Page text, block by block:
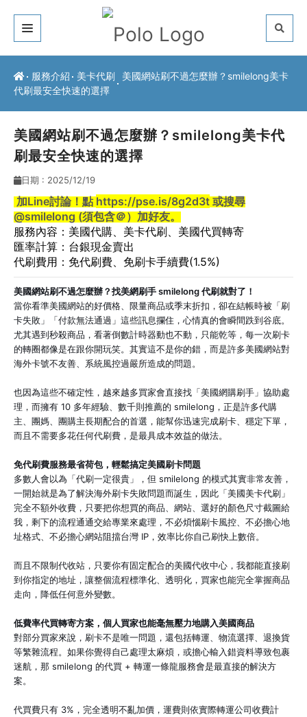
關於我們
服務介紹
常見問題
最新公告
聯絡方式
服務介紹 美卡代刷
美國網站刷不過怎麼辦？smilelong美卡
代刷最安全快速的選擇
美國網站刷不過怎麼辦？smilelong美卡代
刷最安全快速的選擇
日期 : 2025/12/19
加Line討論！點 https://pse.is/8g2d3t 或搜尋
@smilelong (須包含＠）加好友。
服務內容： 美國代購、 美卡代刷、 美國代買轉寄
匯率計算：台銀現金賣出
代刷費用：免代刷費、免刷卡手續費(1.5%)
美國網站刷不過怎麼辦？找美網刷手 smilelong 代刷就對了！
當你看準美國網站的好價格、限量商品或季末折扣，卻在結帳時被「刷
卡失敗」「付款無法通過」這些訊息攔住，心情真的會瞬間跌到谷底。
尤其遇到秒殺商品，看著倒數計時器動也不動，只能乾等，每一次刷卡
的轉圈都像是在跟你開玩笑。其實這不是你的錯，而是許多美國網站對
海外卡號不友善、系統風控過嚴所造成的問題。
也因為這些不確定性，越來越多買家會直接找「美國網購刷手」協助處
理，而擁有 10 多年經驗、數千則推薦的 smilelong，正是許多代購
主、團媽、團購主長期配合的首選，能幫你迅速完成刷卡、穩定下單，
而且不需要多花任何代刷費，是最具成本效益的做法。
免代刷費服務最省荷包，輕鬆搞定美國刷卡問題
多數人會以為「代刷一定很貴」，但 smilelong 的模式其實非常友善，
一開始就是為了解決海外刷卡失敗問題而誕生，因此「美國美卡代刷」
完全不額外收費，只要把你想買的商品、網站、選好的顏色尺寸截圖給
我，剩下的流程通通交給專業來處理，不必煩惱刷卡風控、不必擔心地
址格式、不必擔心網站阻擋台灣 IP，效率比你自己刷快上數倍。
而且不限制代收站，只要你有固定配合的美國代收中心，我都能直接刷
到你指定的地址，讓整個流程標準化、透明化，買家也能完全掌握商品
走向，降低任何意外變數。
低費率代買轉寄方案，個人買家也能毫無壓力地購入美國商品
對部分買家來說，刷卡不是唯一問題，還包括轉運、物流選擇、退換貨
等繁雜流程。如果你覺得自己處理太麻煩，或擔心輸入錯資料導致包裹
迷航，那 smilelong 的代買 + 轉運一條龍服務會是最直接的解決方
案。
代買費只有 3%，完全透明不亂加價，運費則依實際轉運公司收費計